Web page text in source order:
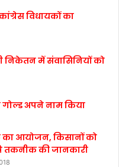
विधायकों का
निकेतन में संवासिनियों को
अपने नाम किया
का आयोजन, किसानों को
तकनीक की जानकारी